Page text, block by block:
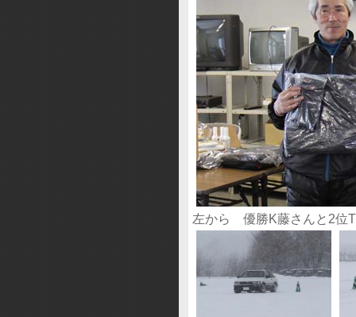
左から 優勝K藤さんと2位